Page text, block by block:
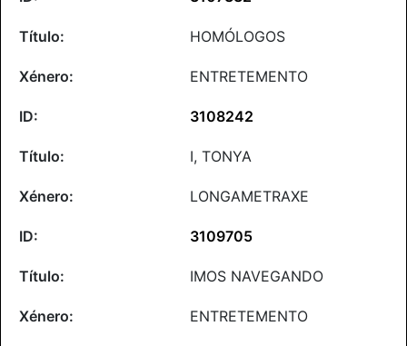
HOMÓLOGOS
ENTRETEMENTO
3108242
I, TONYA
LONGAMETRAXE
3109705
IMOS NAVEGANDO
ENTRETEMENTO